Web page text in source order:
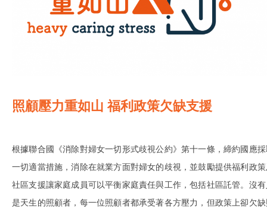
照顧壓力重如山 福利政策欠缺支援
根據聯合國《消除對婦女一切形式歧視公約》第十一條，締約國應
一切適當措施，消除在就業方面對婦女的歧視，並鼓勵提供福利政
社區支援讓家庭成員可以平衡家庭責任與工作，包括社區託管。沒
是天生的照顧者，每一位照顧者都承受著各方壓力，但政策上卻欠